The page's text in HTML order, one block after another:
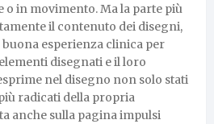
in movimento. Ma la parte più
il contenuto dei disegni,
buona esperienza clinica per
disegnati e il loro
nel disegno non solo stati
radicati della propria
anche sulla pagina impulsi